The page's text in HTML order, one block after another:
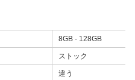
8GB - 128GB
ストック
違う